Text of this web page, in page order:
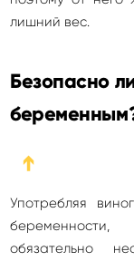
лишний вес.
Безопасно
➔
Употребляя
беременности,
обязательно